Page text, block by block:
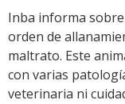
Inba informa
orden de
maltrato. Este
con varias
veterinaria ni